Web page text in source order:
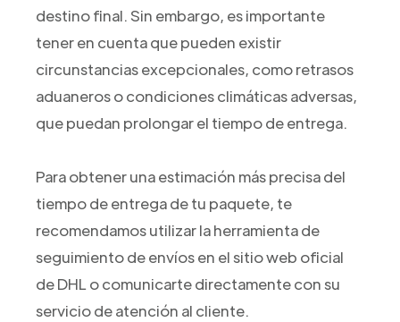
destino final. Sin embargo, es importante
tener en cuenta que pueden existir
circunstancias excepcionales, como retrasos
aduaneros o condiciones climáticas adversas,
que puedan prolongar el tiempo de entrega.
Para obtener una estimación más precisa del
tiempo de entrega de tu paquete, te
recomendamos utilizar la herramienta de
seguimiento de envíos en el sitio web oficial
de DHL o comunicarte directamente con su
servicio de atención al cliente.